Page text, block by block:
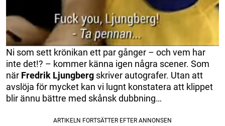
Ni som sett krönikan ett par gånger – och vem har
inte det!? – kommer känna igen några scener. Som
när Fredrik Ljungberg skriver autografer. Utan att
avslöja för mycket kan vi lugnt konstatera att klippet
blir ännu bättre med skånsk dubbning…